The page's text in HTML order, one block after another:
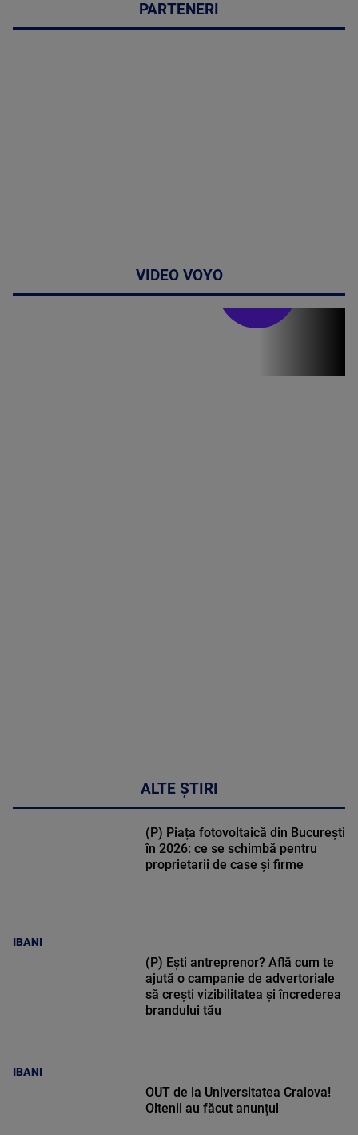
PARTENERI
VIDEO VOYO
ALTE ȘTIRI
IBANI
(P) Piața fotovoltaică din București
în 2026: ce se schimbă pentru
proprietarii de case și firme
IBANI
(P) Ești antreprenor? Află cum te
ajută o campanie de advertoriale
să crești vizibilitatea și încrederea
brandului tău
OUT de la Universitatea Craiova!
Oltenii au făcut anunțul